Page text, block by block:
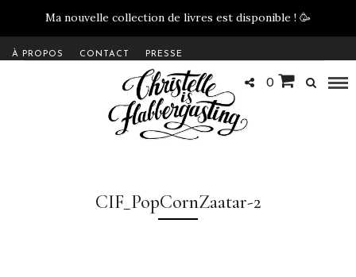
Ma nouvelle collection de livres est disponible ! 🥳
À PROPOS CONTACT PRESSE
0
CIF_PopCornZaatar-2